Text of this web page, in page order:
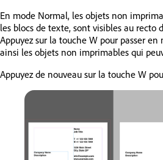
En mode Normal, les objets non
les blocs de texte, sont visibles au recto
Appuyez sur la touche W pour passer
ainsi les objets non imprimables qui
Appuyez de nouveau sur la touche W